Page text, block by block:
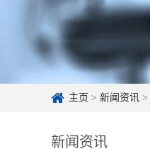
主页 > 新闻资讯 >
新闻资讯